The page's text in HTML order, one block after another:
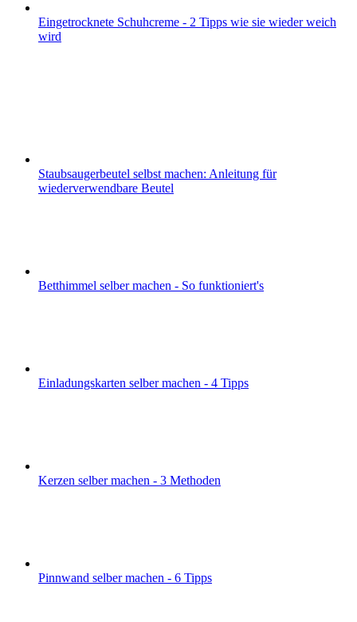
Eingetrocknete Schuhcreme - 2 Tipps wie sie wieder weich
wird
Staubsaugerbeutel selbst machen: Anleitung für
wiederverwendbare Beutel
Betthimmel selber machen - So funktioniert's
Einladungskarten selber machen - 4 Tipps
Kerzen selber machen - 3 Methoden
Pinnwand selber machen - 6 Tipps